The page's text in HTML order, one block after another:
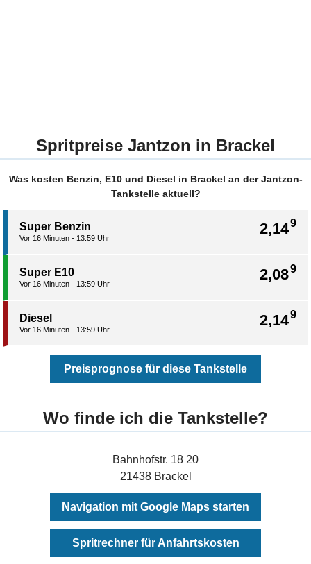
Spritpreise Jantzon in Brackel
Was kosten Benzin, E10 und Diesel in Brackel an der Jantzon-
Tankstelle aktuell?
2,149
Super Benzin
Vor 16 Minuten - 13:59 Uhr
2,089
Super E10
Vor 16 Minuten - 13:59 Uhr
2,149
Diesel
Vor 16 Minuten - 13:59 Uhr
Preisprognose für diese Tankstelle
Wo finde ich die Tankstelle?
Bahnhofstr. 18 20
21438 Brackel
Navigation mit Google Maps starten
Spritrechner für Anfahrtskosten